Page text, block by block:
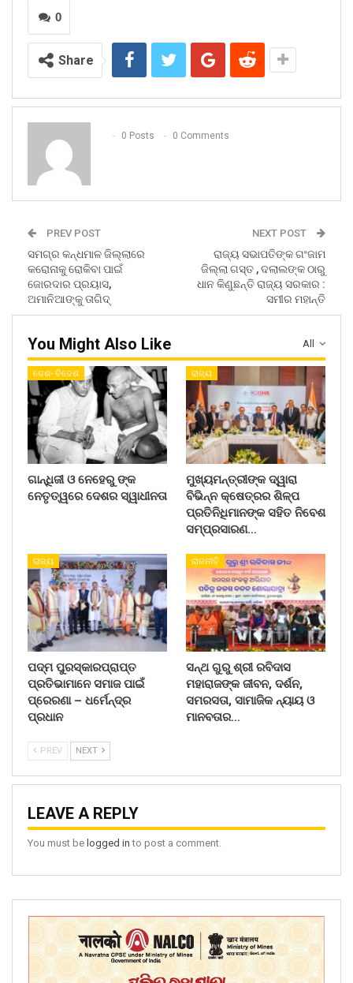
0
Share
0 Posts 0 Comments
PREV POST
ସମଗ୍ର କନ୍ଧମାଳ ଜିଲ୍ଲାରେ
କରୋନାକୁ ରୋକିବା ପାଇଁ
ଜୋରଦାର ପ୍ରୟାସ,
ଅମାନିଆଙ୍କୁ ତାଗିଦ୍
NEXT POST
ରାଜ୍ୟ ସଭାପତିଙ୍କ ଗଂଜାମ
ଜିଲ୍ଲା ଗସ୍ତ , ଦଲାଲଙ୍କ ଠାରୁ
ଧାନ କିଣୁଛନ୍ତି ରାଜ୍ୟ ସରକାର :
ସମୀର ମହାନ୍ତି
All
You Might Also Like
ଦେଶ- ବିଦେଶ
ଗାନ୍ଧିଜୀ ଓ ନେହେରୁ ଙ୍କ
ନେତୃତ୍ୱରେ ଦେଶର ସ୍ୱାଧୀନତା
ରାଜ୍ୟ
ମୁଖ୍ୟମନ୍ତ୍ରୀଙ୍କ ଦ୍ୱାରା
ବିଭିନ୍ନ କ୍ଷେତ୍ରର ଶିଳ୍ପ
ପ୍ରତିନିଧିମାନଙ୍କ ସହିତ ନିବେଶ
ସମ୍ପ୍ରସାରଣ…
ରାଜ୍ୟ
ପଦ୍ମ ପୁରସ୍କାରପ୍ରାପ୍ତ
ପ୍ରତିଭାମାନେ ସମାଜ ପାଇଁ
ପ୍ରେରଣା – ଧର୍ମେନ୍ଦ୍ର
ପ୍ରଧାନ
ରାଜନୀତି
ସନ୍ଥ ଗୁରୁ ଶ୍ରୀ ରବିଦାସ
ମହାରାଜଙ୍କ ଜୀବନ, ଦର୍ଶନ,
ସମରସତା, ସାମାଜିକ ନ୍ୟାୟ ଓ
ମାନବତାର…
PREV NEXT
LEAVE A REPLY
You must be logged in to post a comment.